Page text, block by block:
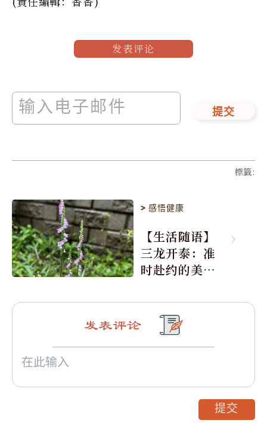
发表评论
提交
標籤:
>感悟健康
【生活随语】
三龙开泰：准
时赴约的美丽
发表评论
提交